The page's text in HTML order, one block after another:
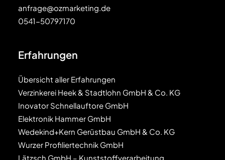
anfrage@ozmarketing.de
0541-50797170
Erfahrungen
Übersicht aller Erfahrungen
Verzinkerei Heek & Stadtlohn GmbH & Co. KG
Inovator Schnellauftore GmbH
Elektronik Hammer GmbH
Wedekind+Kern Gerüstbau GmbH & Co. KG
Wurzer Profiliertechnik GmbH
Lätzsch GmbH – Kunststoffverarbeitung